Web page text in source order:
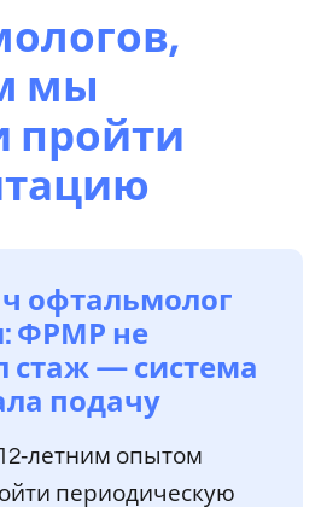
мы
пройти
офтальмолог
ФРМР не
стаж — система
подачу
опытом
периодическую